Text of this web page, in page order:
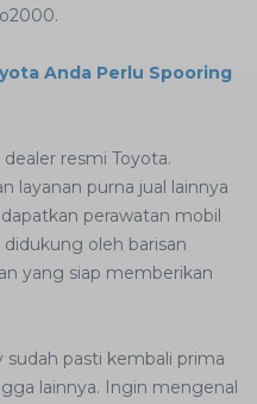
Anda Perlu Spooring
resmi Toyota.
layanan purna jual lainnya
perawatan mobil
oleh barisan
yang siap memberikan
sudah pasti kembali prima
lainnya. Ingin mengenal